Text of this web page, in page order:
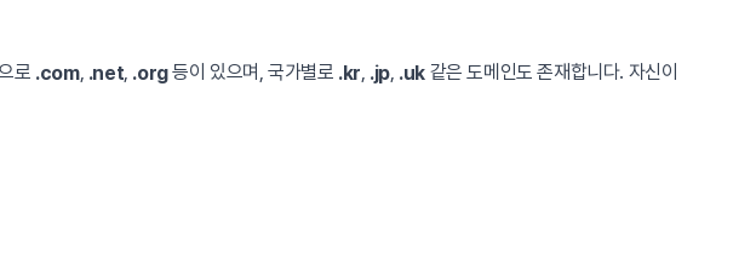
로 .com, .net, .org등이 있으며, 국가별로 .kr, .jp, .uk 같은 도메인도 존재합니다. 자신이